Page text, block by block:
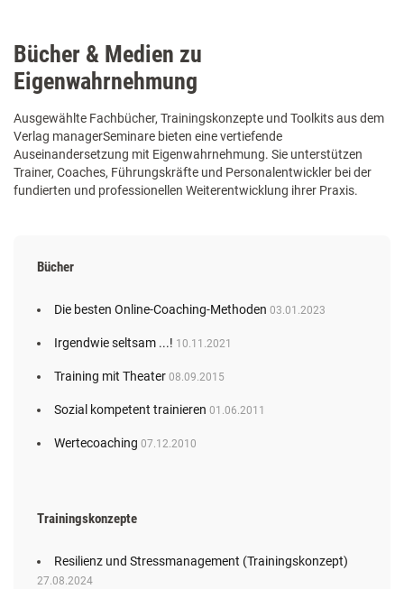
Bücher & Medien zu
Eigenwahrnehmung
Ausgewählte Fachbücher, Trainingskonzepte und Toolkits aus dem
Verlag managerSeminare bieten eine vertiefende
Auseinandersetzung mit Eigenwahrnehmung. Sie unterstützen
Trainer, Coaches, Führungskräfte und Personalentwickler bei der
fundierten und professionellen Weiterentwicklung ihrer Praxis.
Bücher
Die besten Online-Coaching-Methoden 03.01.2023
Irgendwie seltsam ...! 10.11.2021
Training mit Theater 08.09.2015
Sozial kompetent trainieren 01.06.2011
Wertecoaching 07.12.2010
Trainingskonzepte
Resilienz und Stressmanagement (Trainingskonzept)
27.08.2024